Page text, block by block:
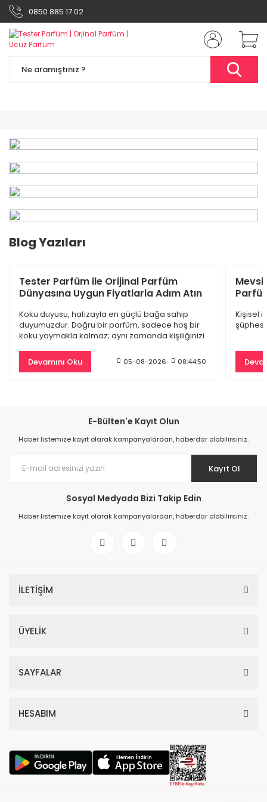
0850 885 17 02
Dior Sauvage Edp Erkek Parfüm 100 Ml
9.500,00 TL
%61
Dior Hypnotic Poison Edp Kadın Parfüm 100 Ml
4.797,00 TL
Blog Yazıları
Tester Parfüm ile Orijinal Parfüm
Dünyasına Uygun Fiyatlarla Adım Atın
Koku duyusu, hafızayla en güçlü bağa sahip
duyumuzdur. Doğru bir parfüm, sadece hoş bir
koku yaymakla kalmaz; aynı zamanda kişiliğinizi
Devamını Oku
05-08-2026 08:44:50
Kişisel
E-Bülten'e Kayıt Olun
Haber listemize kayıt olarak kampanyalardan, haberdar olabilirsiniz.
Kayıt Ol
Sosyal Medyada Bizi Takip Edin
Haber listemize kayıt olarak kampanyalardan, haberdar olabilirsiniz.
İLETİŞİM
ÜYELİK
SAYFALAR
HESABIM